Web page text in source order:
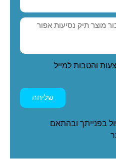
והטבות למייל
שליחה
בפנייתך ובהתאם